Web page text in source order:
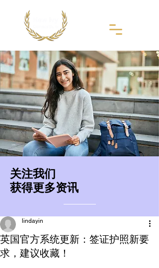
​关注我们
获得更多资讯
英国官方系统更新：签证护照新要
求，建议收藏！
lindayin